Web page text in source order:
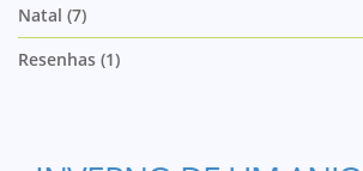
Natal (7)
Resenhas (1)